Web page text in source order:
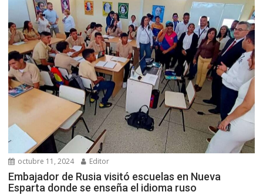
octubre 11, 2024 Editor
Embajador de Rusia visitó escuelas en Nueva
Esparta donde se enseña el idioma ruso